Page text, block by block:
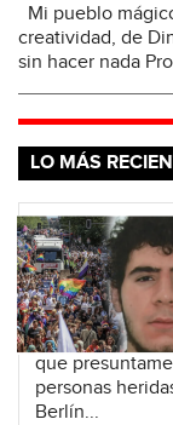
Mi pueblo
creatividad, de
sin hacer nada
LO MÁS
que
personas
Berlín...